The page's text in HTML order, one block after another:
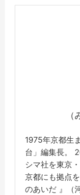
1975年京都生
台」編集長。
シマ社を東京
京都にも拠点
のあいだ 』（